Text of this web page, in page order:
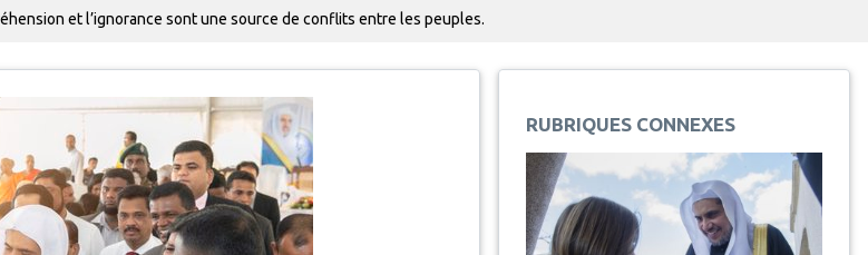
et l’ignorance sont une source de conflits entre les peuples.
RUBRIQUES CONNEXES